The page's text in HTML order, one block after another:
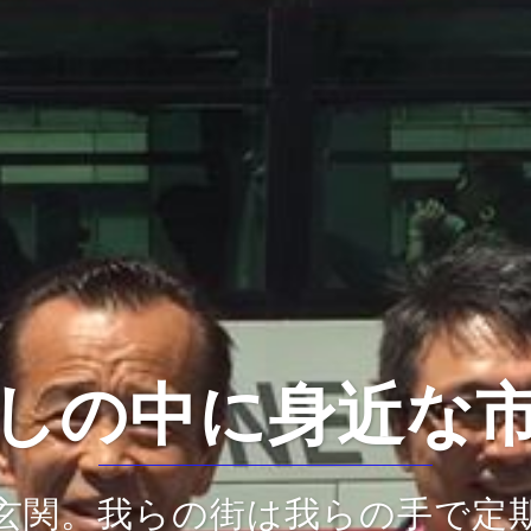
担う子ども達
豊かなくらしや教育のために